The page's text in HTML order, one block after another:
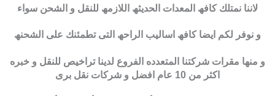
لاننا نمتلك كافھ المعدات الحدیثھ اللازمھ للنقل و الشحن سواء
و نوفر لكم ایضا كافھ اسالیب الراحھ التى تطمئنك على الشحنھ
و منھا مقرات شركتنا المتعدده الفروع لدینا تراخیص للنقل و خبره
اكثر من 10 عام افضل و شركات نقل برى